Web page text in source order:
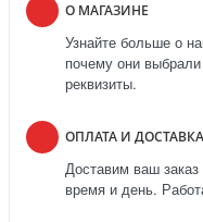
О МАГАЗИНЕ
Узнайте больше о
почему они
реквизиты.
ОПЛАТА И ДОСТАВКА
Доставим ваш
время и день.